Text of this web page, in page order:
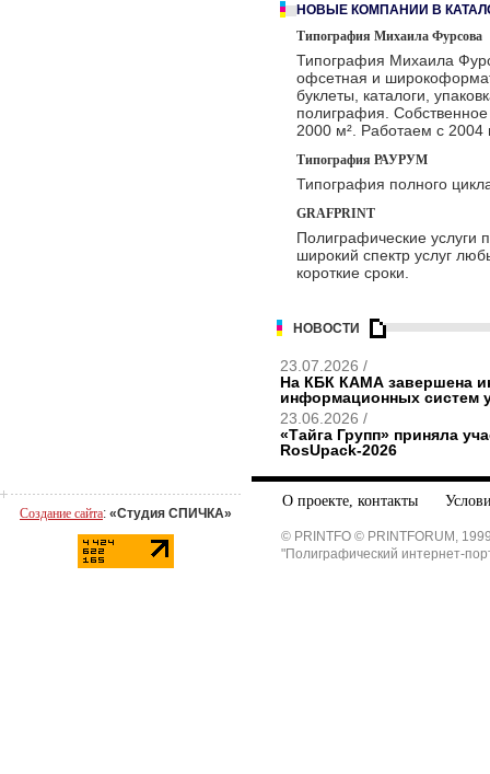
Создание сайта: «Студия СПИЧКА»
НОВЫЕ КОМПАНИИ В
Типография Михаила Фурсова
Типография Михаила
офсетная и
буклеты, каталоги,
полиграфия.
2000 м². Работаем с 2004
Типография РАУРУМ
Типография полного
GRAFPRINT
Полиграфические услуги
широкий cпeктр уcлуг
короткие сроки.
НОВОСТИ
23.07.2026 /
На КБК КАМА завершена
информационных систем
23.06.2026 /
«Тайга Групп» приняла
RosUpack-2026
О проекте, контакты
© PRINTFO © PRINTFORUM,
"Полиграфический интернет-